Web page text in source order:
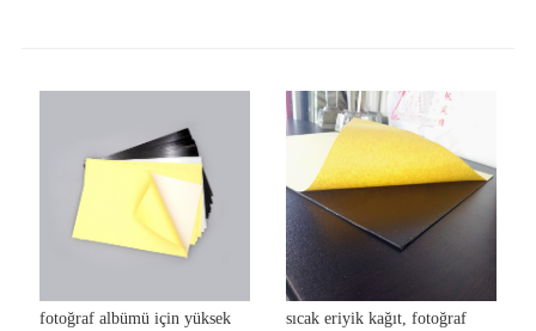
fotoğraf albümü için yüksek
sıcak eriyik kağıt, fotoğraf